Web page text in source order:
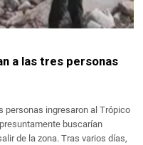
a las tres personas
personas ingresaron al Trópico
buscarían
de la zona. Tras varios días,